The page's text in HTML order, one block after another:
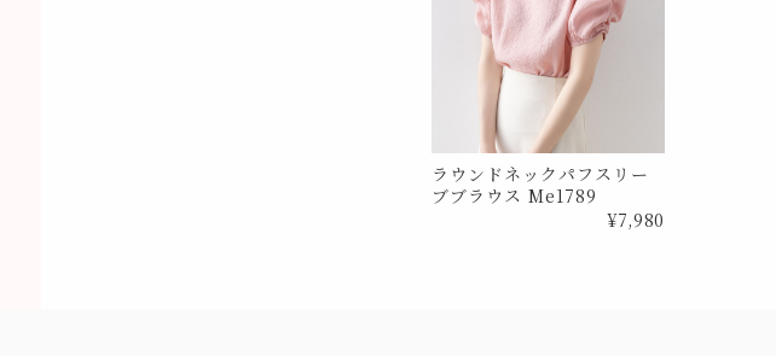
ラウンドネックパフスリー
ブブラウス Me1789
¥7,980